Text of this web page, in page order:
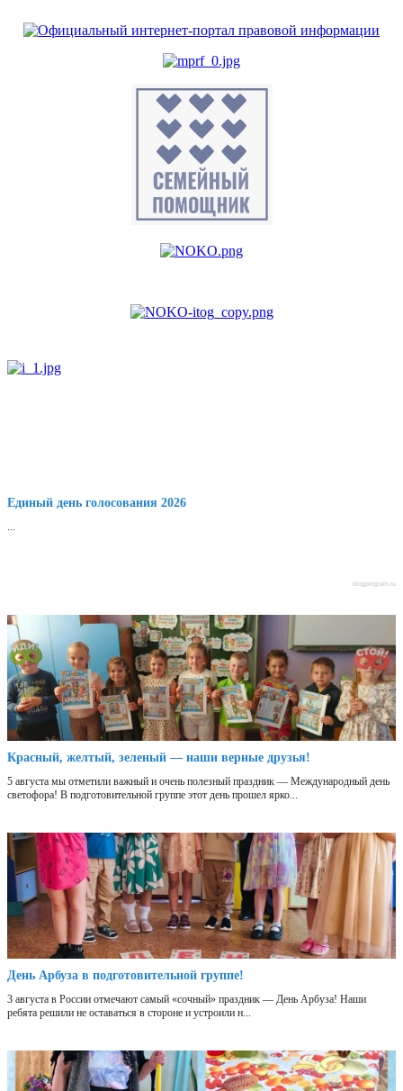
Единый день голосования 2026
...
blogprogram.ru
Красный, желтый, зеленый — наши верные друзья!
5 августа мы отметили важный и очень полезный праздник — Международный день
светофора! В подготовительной группе этот день прошел ярко...
День Арбуза в подготовительной группе!
3 августа в России отмечают самый «сочный» праздник — День Арбуза! Наши
ребята решили не оставаться в стороне и устроили н...